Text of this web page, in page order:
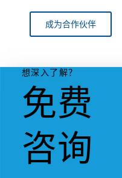
成为合作伙伴
想深入了解？
免费
咨询